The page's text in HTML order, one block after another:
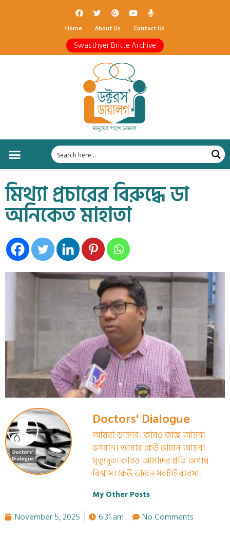
Home About Us Contact Us
Swasthyer Britte Archive
মিথ্যা প্রচারের বিরুদ্ধে ডা
অনিকেত মাহাতা
Doctors' Dialogue
আমরা ডাক্তার। কারও কাছে আমরা
ভগবান। আবার কেউ ভাবেন আমরা
মৃত্যুদূত। কারও আমাদের প্রতি অগাধ
বিশ্বাস। কেউ ভাবেন সবটাই ব্যবসা।
My Other Posts
November 5, 2025 6:31 am No Comments